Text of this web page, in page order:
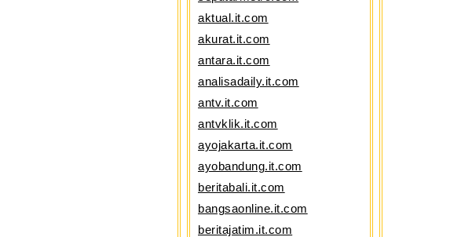
aktual.it.com
akurat.it.com
antara.it.com
analisadaily.it.com
antv.it.com
antvklik.it.com
ayojakarta.it.com
ayobandung.it.com
beritabali.it.com
bangsaonline.it.com
beritajatim.it.com